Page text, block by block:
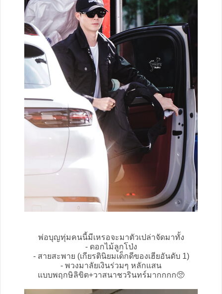
พ่อบุญทุ่มคนนี้มีเหรอจะมาตัวเปล่าจัดมาทั้ง
- ดอกไม้ลูกโป่ง
- สายสะพาย (เกียรตินิยมเด็กดีของเฮียอันดับ 1)
- พวงมาลัยเงินร่วมๆ หลักแสน
แบบพฤกษิลิขิต+วาสนาชวรินทร์มากกกก🥺